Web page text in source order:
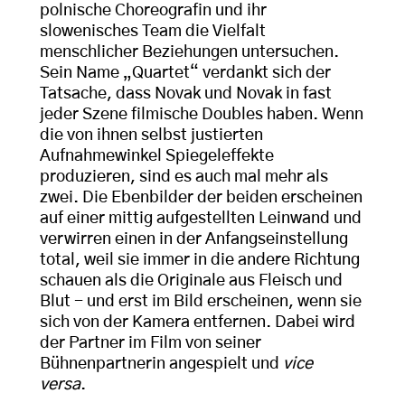
polnische Choreografin und ihr
slowenisches Team die Vielfalt
menschlicher Beziehungen untersuchen.
Sein Name „Quartet“ verdankt sich der
Tatsache, dass Novak und Novak in fast
jeder Szene filmische Doubles haben. Wenn
die von ihnen selbst justierten
Aufnahmewinkel Spiegeleffekte
produzieren, sind es auch mal mehr als
zwei. Die Ebenbilder der beiden erscheinen
auf einer mittig aufgestellten Leinwand und
verwirren einen in der Anfangseinstellung
total, weil sie immer in die andere Richtung
schauen als die Originale aus Fleisch und
Blut - und erst im Bild erscheinen, wenn sie
sich von der Kamera entfernen. Dabei wird
der Partner im Film von seiner
Bühnenpartnerin angespielt und vice
versa.